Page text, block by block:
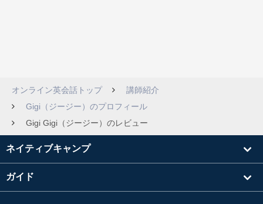
オンライン英会話トップ
講師紹介
Gigi（ジージー）のプロフィール
Gigi Gigi（ジージー）のレビュー
ネイティブキャンプ
ガイド